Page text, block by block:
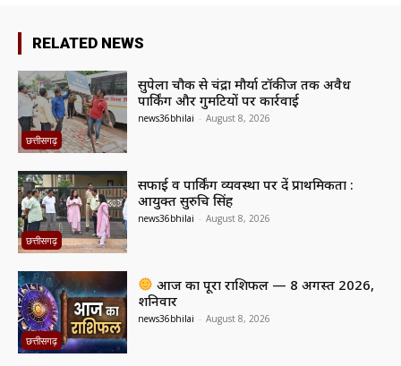
RELATED NEWS
छत्तीसगढ़
सुपेला चौक से चंद्रा मौर्या टॉकीज तक अवैध
पार्किंग और गुमटियों पर कार्रवाई
news36bhilai - August 8, 2026
छत्तीसगढ़
सफाई व पार्किंग व्यवस्था पर दें प्राथमिकता :
आयुक्त सुरुचि सिंह
news36bhilai - August 8, 2026
छत्तीसगढ़
आज का पूरा राशिफल — 8 अगस्त 2026,
शनिवार
news36bhilai - August 8, 2026